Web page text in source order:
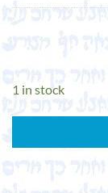
1 in stock